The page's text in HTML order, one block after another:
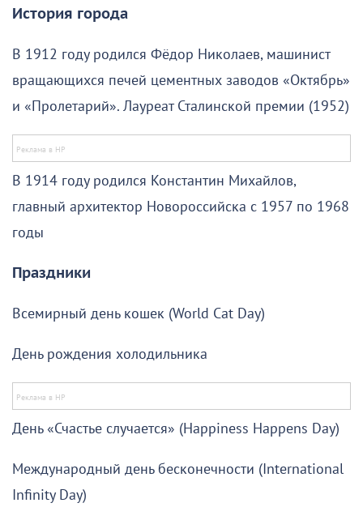
История города
В 1912 году родился Фёдор Николаев, машинист
вращающихся печей цементных заводов «Октябрь»
и «Пролетарий». Лауреат Сталинской премии (1952)
В 1914 году родился Константин Михайлов,
главный архитектор Новороссийска с 1957 по 1968
годы
Праздники
Всемирный день кошек (World Cat Day)
День рождения холодильника
День «Счастье случается» (Happiness Happens Day)
Международный день бесконечности (International
Infinity Day)